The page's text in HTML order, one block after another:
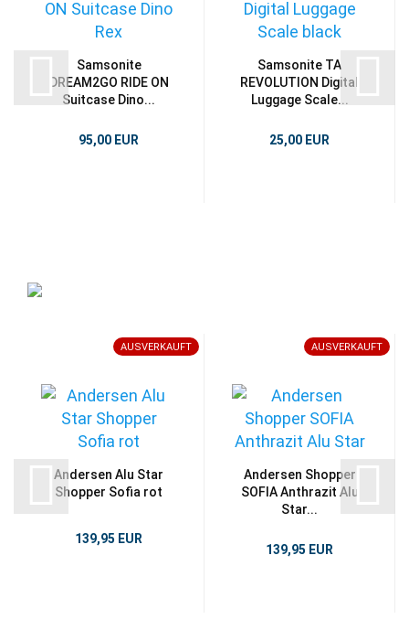
Samsonite
DREAM2GO RIDE ON
Suitcase Dino...
95,00 EUR
Samsonite TA
REVOLUTION Digital
Luggage Scale...
25,00 EUR
AUSVERKAUFT
Andersen Alu Star
Shopper Sofia rot
139,95 EUR
AUSVERKAUFT
Andersen Shopper
SOFIA Anthrazit Alu
Star...
139,95 EUR